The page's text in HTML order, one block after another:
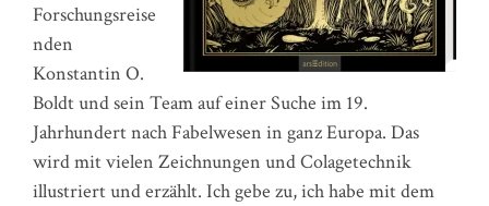
Forschungsreise
nden
Konstantin O.
Boldt und sein Team auf einer Suche im 19.
Jahrhundert nach Fabelwesen in ganz Europa. Das
wird mit vielen Zeichnungen und Colagetechnik
illustriert und erzählt. Ich gebe zu, ich habe mit dem